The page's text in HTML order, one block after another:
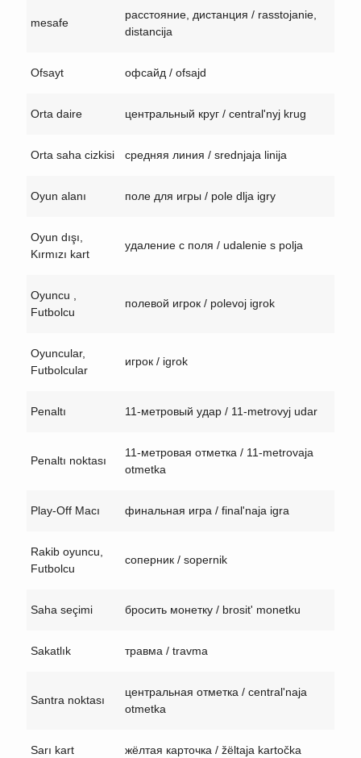
mesafe
расстояние, дистанция / rasstojanie,
distancija
Ofsayt офсайд / ofsajd
Orta daire центральный круг / central'nyj krug
Orta saha cizkisi средняя линия / srednjaja linija
Oyun alanı поле для игры / pole dlja igry
Oyun dışı,
Kırmızı kart
удаление с поля / udalenie s polja
Oyuncu ,
Futbolcu
полевой игрок / polevoj igrok
Oyuncular,
Futbolcular
игрок / igrok
Penaltı 11-метровый удар / 11-metrovyj udar
Penaltı noktası
11-метровая отметка / 11-metrovaja
otmetka
Play-Off Macı финальная игра / final'naja igra
Rakib oyuncu,
Futbolcu
соперник / sopernik
Saha seçimi бросить монетку / brosit' monetku
Sakatlık травма / travma
Santra noktası
центральная отметка / central'naja
otmetka
Sarı kart жёлтая карточка / žëltaja kartočka